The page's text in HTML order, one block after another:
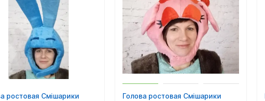
ростовая Смішарики
Голова ростовая Смішарики